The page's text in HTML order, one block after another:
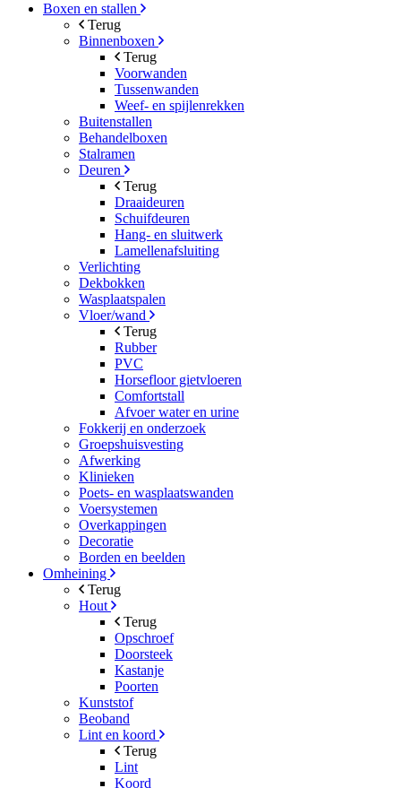
Boxen en stallen
Terug
Binnenboxen
Terug
Voorwanden
Tussenwanden
Weef- en spijlenrekken
Buitenstallen
Behandelboxen
Stalramen
Deuren
Terug
Draaideuren
Schuifdeuren
Hang- en sluitwerk
Lamellenafsluiting
Verlichting
Dekbokken
Wasplaatspalen
Vloer/wand
Terug
Rubber
PVC
Horsefloor gietvloeren
Comfortstall
Afvoer water en urine
Fokkerij en onderzoek
Groepshuisvesting
Afwerking
Klinieken
Poets- en wasplaatswanden
Voersystemen
Overkappingen
Decoratie
Borden en beelden
Omheining
Terug
Hout
Terug
Opschroef
Doorsteek
Kastanje
Poorten
Kunststof
Beoband
Lint en koord
Terug
Lint
Koord